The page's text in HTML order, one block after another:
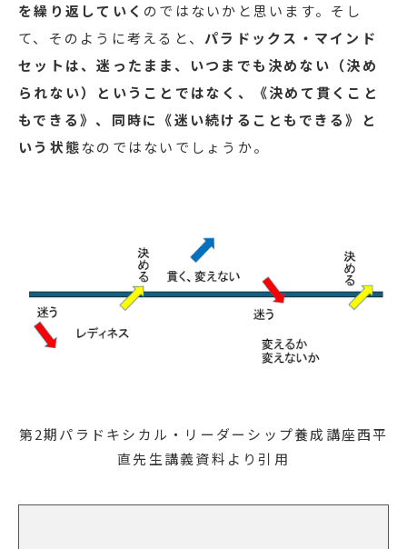
を繰り返していく のではないかと思います。そし
て、そのように考えると、 パラドックス・マインド
セットは、迷ったまま、いつまでも決めない（決め
られない）ということではなく、《決めて貫くこと
もできる》、同時に《迷い続けることもできる》と
いう状態なのではないでしょうか。
第2期パラドキシカル・リーダーシップ養成講座西平
直先生講義資料より引用